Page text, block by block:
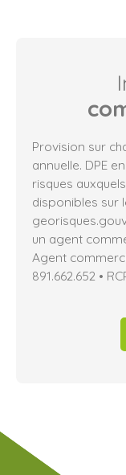
Provision sur
annuelle. DPE
risques
disponibles sur
un agent
Agent
891.662.652 •